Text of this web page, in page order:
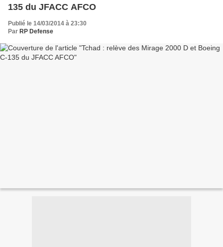
135 du JFACC AFCO
Publié le 14/03/2014 à 23:30
Par RP Defense